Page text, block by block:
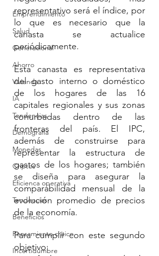
Emprendimiento
Salud
Generacional
Ahorro
Vivienda
IA
Tendencias
Demografía
Monedas
Criptos
Eficienca operativa
Tendencias
Beneficios
Pensamiento crítico
Incertidumbre
representativo será el índice, por
lo que es necesario que la
canasta se actualice
periódicamente.
Esta canasta es representativa
del gasto interno o doméstico
de los hogares de las 16
capitales regionales y sus zonas
conurbadas dentro de las
fronteras del país. El IPC,
además de construirse para
representar la estructura de
gastos de los hogares; también
se diseña para asegurar la
comparabilidad mensual de la
evolución promedio de precios
de la economía.
Para cumplir con este segundo
objetivo: